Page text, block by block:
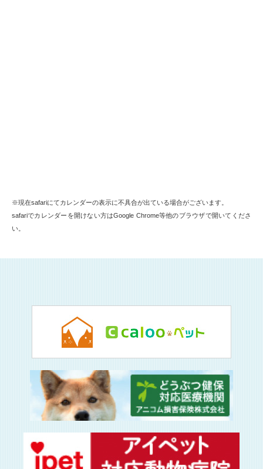
※現在safariにてカレンダーの表示に不具合が出ている場合がございます。
safariでカレンダーを開けない方はGoogle Chrome等他のブラウザで開いてくださ
い。